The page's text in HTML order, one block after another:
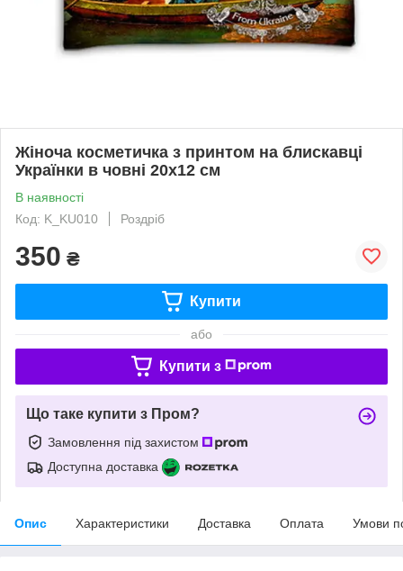
Жіноча косметичка з принтом на блискавці
Українки в човні 20х12 см
В наявності
Код: K_KU010
Роздріб
350 ₴
Купити
або
Купити з
Що таке купити з Пром?
Замовлення під захистом
Доступна доставка
Опис Характеристики Доставка Оплата Умови